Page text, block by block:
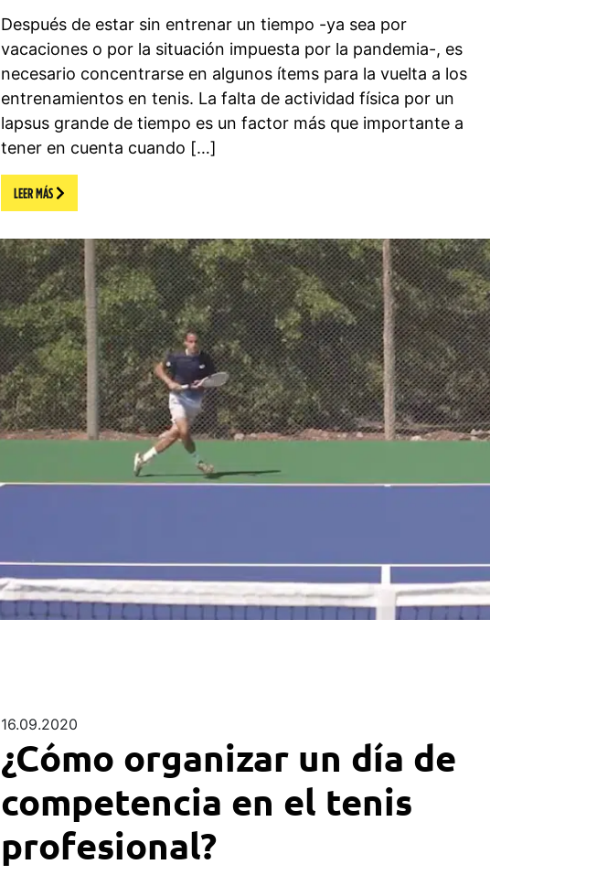
Después de estar sin entrenar un tiempo -ya sea por
vacaciones o por la situación impuesta por la pandemia-, es
necesario concentrarse en algunos ítems para la vuelta a los
entrenamientos en tenis. La falta de actividad física por un
lapsus grande de tiempo es un factor más que importante a
tener en cuenta cuando […]
LEER MÁS
16.09.2020
¿Cómo organizar un día de
competencia en el tenis
profesional?